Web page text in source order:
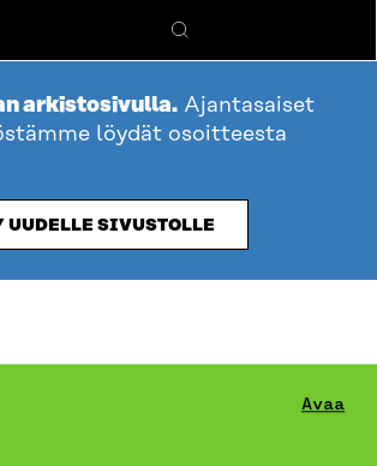
Hae
arkistosivulla. Ajantasaiset
löydät osoitteesta
SIVUSTOLLE
2030
Avaa